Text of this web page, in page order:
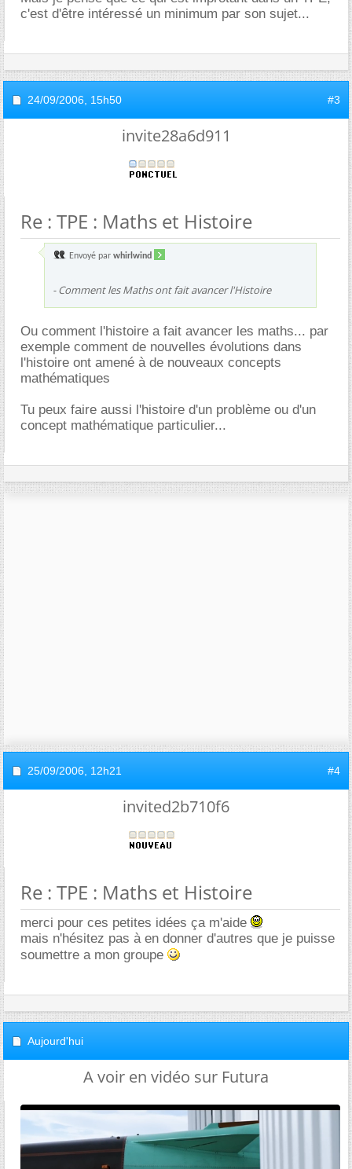
c'est d'être intéressé un minimum par son sujet...
24/09/2006, 15h50 #3
invite28a6d911
Re : TPE : Maths et Histoire
Envoyé par whirlwind
- Comment les Maths ont fait avancer l'Histoire
Ou comment l'histoire a fait avancer les maths... par
exemple comment de nouvelles évolutions dans
l'histoire ont amené à de nouveaux concepts
mathématiques
Tu peux faire aussi l'histoire d'un problème ou d'un
concept mathématique particulier...
25/09/2006, 12h21 #4
invited2b710f6
Re : TPE : Maths et Histoire
merci pour ces petites idées ça m'aide
mais n'hésitez pas à en donner d'autres que je puisse
soumettre a mon groupe
Aujourd'hui
A voir en vidéo sur Futura